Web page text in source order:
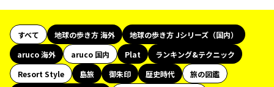
すべて 地球の歩き方 海外
地球の歩き方 Jシリーズ（国内）
aruco 海外
aruco 国内 Plat
ランキング&テクニック
Resort Style
島旅 御朱印 歴史時代
旅の図鑑